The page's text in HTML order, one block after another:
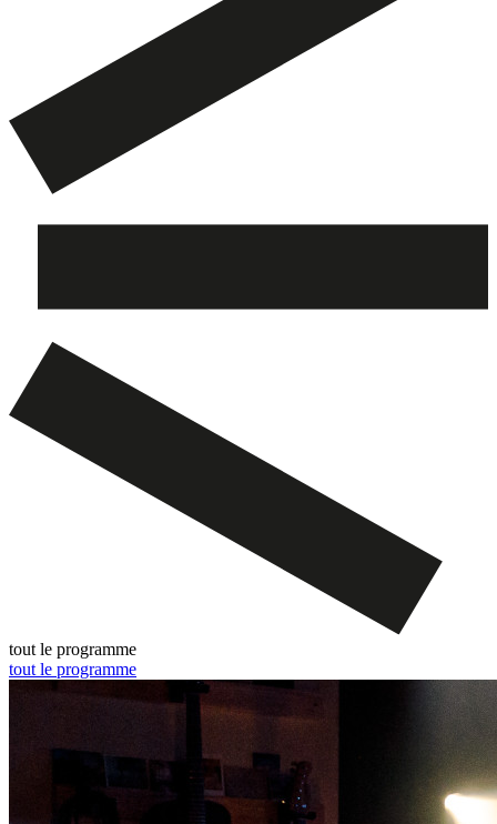
tout le programme
tout le programme